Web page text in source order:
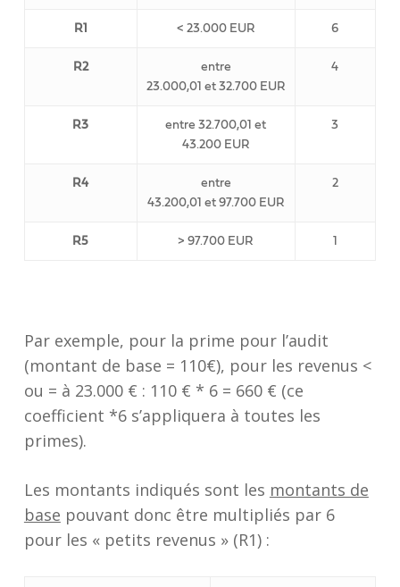
R1 < 23.000 EUR 6
R2
entre
23.000,01 et 32.700 EUR
4
R3
entre 32.700,01 et
43.200 EUR
3
R4
entre
43.200,01 et 97.700 EUR
2
R5 > 97.700 EUR 1
Par exemple, pour la prime pour l’audit
(montant de base = 110€), pour les revenus <
ou = à 23.000 € : 110 € * 6 = 660 € (ce
coefficient *6 s’appliquera à toutes les
primes).
Les montants indiqués sont les montants de
base pouvant donc être multipliés par 6
pour les « petits revenus » (R1) :